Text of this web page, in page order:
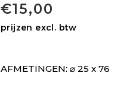
€15,00
prijzen excl. btw
AFMETINGEN: ⌀ 25 x 76